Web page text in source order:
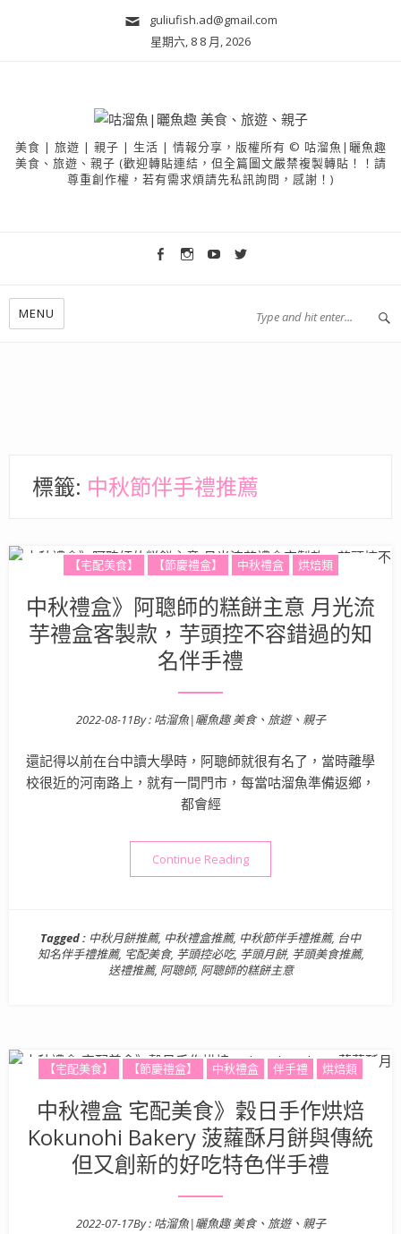
guliufish.ad@gmail.com
星期六, 8 8 月, 2026
美食 | 旅遊 | 親子 | 生活 | 情報分享，版權所有 © 咕溜魚|曬魚趣
美食、旅遊、親子 (歡迎轉貼連結，但全篇圖文嚴禁複製轉貼！！請
尊重創作權，若有需求煩請先私訊詢問，感謝！)
MENU
標籤: 中秋節伴手禮推薦
【宅配美食】 【節慶禮盒】 中秋禮盒 烘焙類
中秋禮盒》阿聰師的糕餅主意 月光流
芋禮盒客製款，芋頭控不容錯過的知
名伴手禮
Posted on
2022-08-11By : 咕溜魚|曬魚趣 美食、旅遊、親子
還記得以前在台中讀大學時，阿聰師就很有名了，當時離學
校很近的河南路上，就有一間門市，每當咕溜魚準備返鄉，
都會經
Continue Reading“中秋禮盒》阿聰師的糕餅主
Tagged : 中秋月餅推薦, 中秋禮盒推薦, 中秋節伴手禮推薦, 台中
知名伴手禮推薦, 宅配美食, 芋頭控必吃, 芋頭月餅, 芋頭美食推薦,
送禮推薦, 阿聰師, 阿聰師的糕餅主意
【宅配美食】 【節慶禮盒】 中秋禮盒 伴手禮 烘焙類
中秋禮盒 宅配美食》穀日手作烘焙
Kokunohi Bakery 菠蘿酥月餅與傳統
但又創新的好吃特色伴手禮
Posted on
2022-07-17By : 咕溜魚|曬魚趣 美食、旅遊、親子